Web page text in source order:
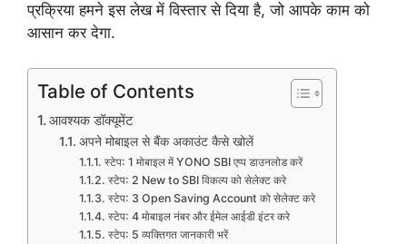
प्रक्रिया हमने इस लेख में विस्तार से दिया है, जो आपके काम को
आसान कर देगा.
Table of Contents
आवश्यक डॉक्यूमेंट
अपने मोबाइल से बैंक अकाउंट कैसे खोलें
स्टेप: 1 मोबाइल में YONO SBI एप्प डाउनलोड करें
स्टेप: 2 New to SBI विकल्प को सेलेक्ट करे
स्टेप: 3 Open Saving Account को सेलेक्ट करे
स्टेप: 4 मोबाइल नंबर और ईमेल आईडी इंटर करे
स्टेप: 5 व्यक्तिगत जानकारी भरें